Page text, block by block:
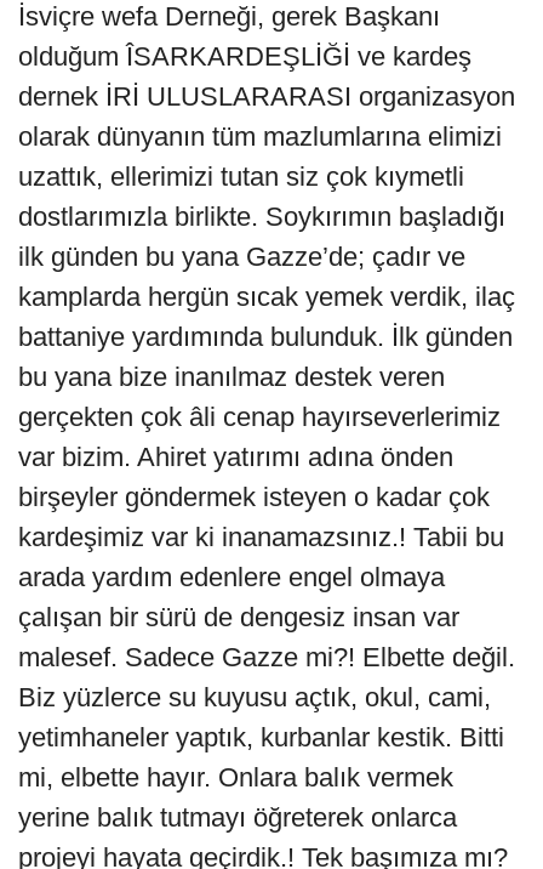
İsviçre wefa Derneği, gerek Başkanı
olduğum ÎSARKARDEŞLİĞİ ve kardeş
dernek İRİ ULUSLARARASI organizasyon
olarak dünyanın tüm mazlumlarına elimizi
uzattık, ellerimizi tutan siz çok kıymetli
dostlarımızla birlikte. Soykırımın başladığı
ilk günden bu yana Gazze’de; çadır ve
kamplarda hergün sıcak yemek verdik, ilaç
battaniye yardımında bulunduk. İlk günden
bu yana bize inanılmaz destek veren
gerçekten çok âli cenap hayırseverlerimiz
var bizim. Ahiret yatırımı adına önden
birşeyler göndermek isteyen o kadar çok
kardeşimiz var ki inanamazsınız.! Tabii bu
arada yardım edenlere engel olmaya
çalışan bir sürü de dengesiz insan var
malesef. Sadece Gazze mi?! Elbette değil.
Biz yüzlerce su kuyusu açtık, okul, cami,
yetimhaneler yaptık, kurbanlar kestik. Bitti
mi, elbette hayır. Onlara balık vermek
yerine balık tutmayı öğreterek onlarca
projeyi hayata geçirdik.! Tek başımıza mı?